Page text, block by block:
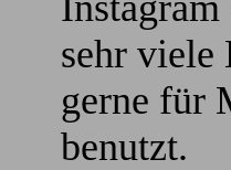
sehr viele
gerne für
benutzt.